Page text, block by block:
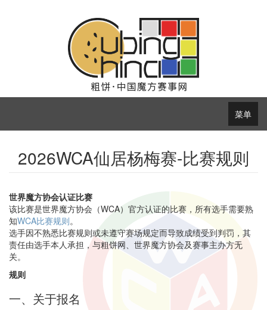
菜单
2026WCA仙居杨梅赛-比赛规则
世界魔方协会认证比赛
该比赛是世界魔方协会（WCA）官方认证的比赛，所有选手需要熟
知WCA比赛规则。
选手因不熟悉比赛规则或未遵守赛场规定而导致成绩受到判罚，其
责任由选手本人承担，与粗饼网、世界魔方协会及赛事主办方无
关。
规则
一、关于报名